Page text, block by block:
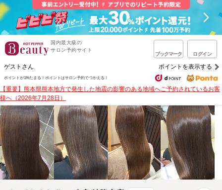
国内最大級の
サロン予約サイト
ブックマーク ログイン
ゲストさん ポイントを表示する
ポイントが1%たまる！ ポイントはサロン予約でつかえる！
【重要】熊本県熊本地方で発生した地震の影響のある地域へご予約されているお客
様へ（2026年7月28日）